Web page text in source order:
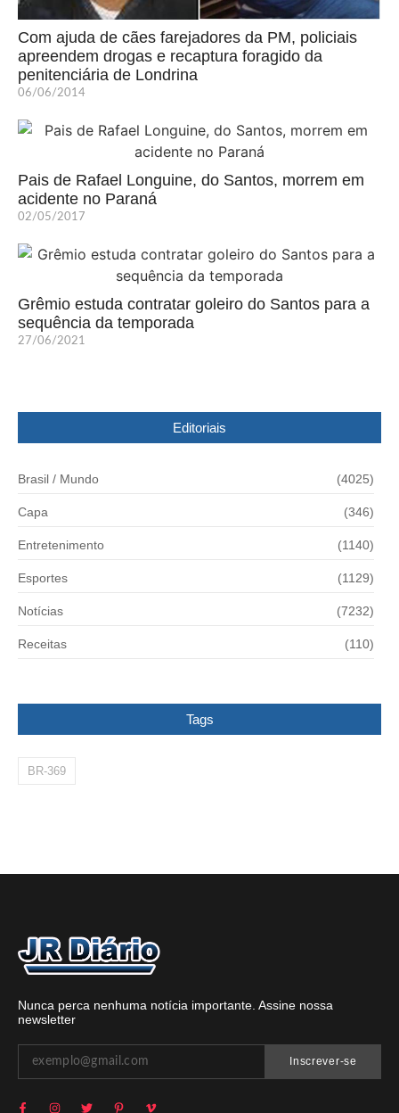
Com ajuda de cães farejadores da PM, policiais
apreendem drogas e recaptura foragido da
penitenciária de Londrina
06/06/2014
Pais de Rafael Longuine, do Santos, morrem em
acidente no Paraná
02/05/2017
Grêmio estuda contratar goleiro do Santos para a
sequência da temporada
27/06/2021
Editoriais
Brasil / Mundo (4025)
Capa (346)
Entretenimento (1140)
Esportes (1129)
Notícias (7232)
Receitas (110)
Tags
BR-369
Nunca perca nenhuma notícia importante. Assine nossa
newsletter
Inscrever-se